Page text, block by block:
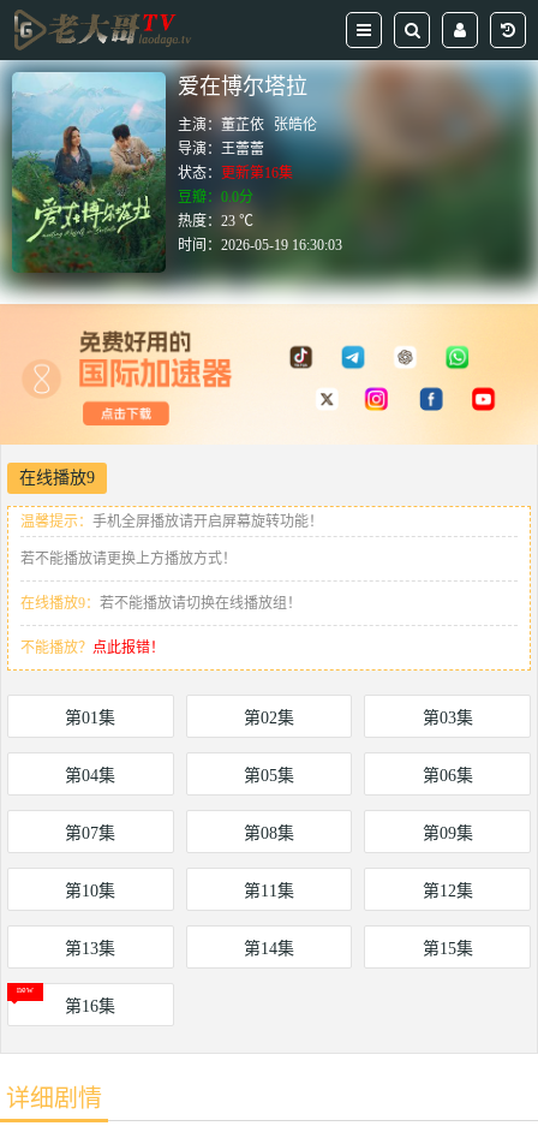
爱在博尔塔拉
主演：董芷依
张皓伦
导演：王蕾蕾
状态： 更新第16集
豆瓣：0.0分
热度：23 ℃
时间：2026-05-19 16:30:03
在线播放9
温馨提示： 手机全屏播放请开启屏幕旋转功能！
若不能播放请更换上方播放方式！
在线播放9： 若不能播放请切换在线播放组！
不能播放？ 点此报错！
第01集 第02集 第03集
第04集 第05集 第06集
第07集 第08集 第09集
第10集 第11集 第12集
第13集 第14集 第15集
第16集
详细剧情